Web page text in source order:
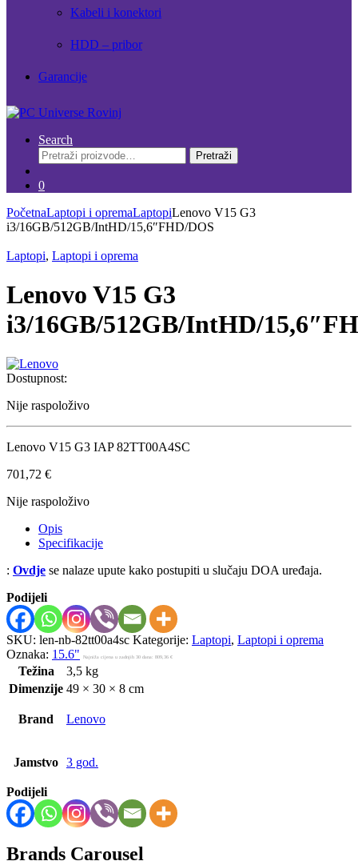
Kabeli i konektori
HDD – pribor
Garancije
Search
Pretraži:
Pretraži
0
PočetnaLaptopi i opremaLaptopiLenovo V15 G3
i3/16GB/512GB/IntHD/15,6″FHD/DOS
Laptopi, Laptopi i oprema
Lenovo V15 G3
i3/16GB/512GB/IntHD/
Dostupnost:
Nije raspoloživo
Lenovo V15 G3 IAP 82TT00A4SC
701,72 €
Nije raspoloživo
Opis
Specifikacije
: Ovdje se nalaze upute kako postupiti u slučaju DOA uređaja.
Podijeli
SKU: len-nb-82tt00a4sc Kategorije: Laptopi, Laptopi i oprema
Oznaka: 15.6" Najniža cijena u zadnjih 30 dana: 809,36 €
Težina
3,5 kg
Dimenzije 49 × 30 × 8 cm
Brand Lenovo
Jamstvo 3 god.
Podijeli
Brands Carousel